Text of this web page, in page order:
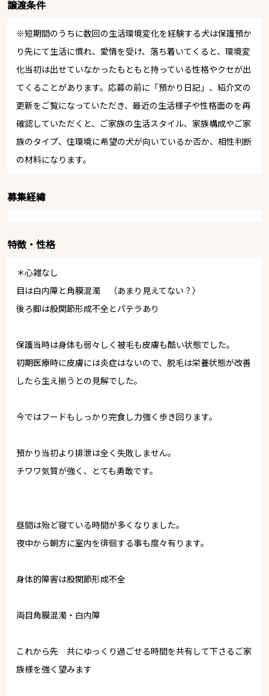
譲渡条件
※短期間のうちに数回の生活環境変化を経験する犬は保護預か
り先にて生活に慣れ、愛情を受け、落ち着いてくると、環境変
化当初は出せていなかったもともと持っている性格やクセが出
てくることがあります。応募の前に「預かり日記」、紹介文の
更新をご覧になっていただき、最近の生活様子や性格面のを再
確認していただくと、ご家族の生活スタイル、家族構成やご家
族のタイプ、住環境に希望の犬が向いているか否か、相性判断
の材料になります。
募集経緯
特徴・性格
＊心雑なし
目は白内障と角膜混濁 （あまり見えてない？）
後ろ脚は股関節形成不全とパテラあり
保護当時は身体も弱々しく被毛も皮膚も酷い状態でした。
初期医療時に皮膚には炎症はないので、脱毛は栄養状態が改善
したら生え揃うとの見解でした。
今ではフードもしっかり完食し力強く歩き回ります。
預かり当初より排泄は全く失敗しません。
チワワ気質が強く、とても勇敢です。
昼間は殆ど寝ている時間が多くなりました。
夜中から朝方に室内を徘徊する事も度々有ります。
身体的障害は股関節形成不全
両目角膜混濁・白内障
これから先 共にゆっくり過ごせる時間を共有して下さるご家
族様を強く望みます